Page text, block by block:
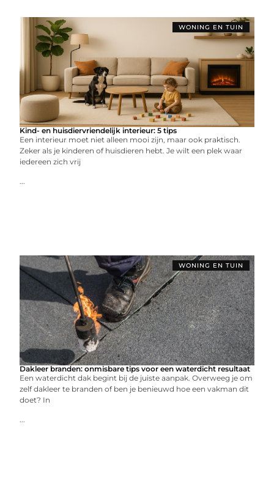
WONING EN TUIN
Kind- en huisdiervriendelijk interieur: 5 tips
Een interieur moet niet alleen mooi zijn, maar ook praktisch.
Zeker als je kinderen of huisdieren hebt. Je wilt een plek waar
iedereen zich vrij
...
WONING EN TUIN
Dakleer branden: onmisbare tips voor een waterdicht resultaat
Een waterdicht dak begint bij de juiste aanpak. Overweeg je om
zelf dakleer te branden of ben je benieuwd hoe een vakman dit
doet? In
...